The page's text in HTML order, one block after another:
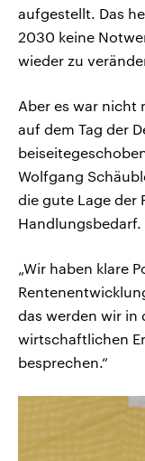
aufgestellt. Das
2030 keine
wieder zu
Aber es war nicht
auf dem Tag der
Wolfgang
die gute Lage der
Handlungsbedarf.
„Wir haben klare
das werden wir in
wirtschaftlichen
besprechen.“